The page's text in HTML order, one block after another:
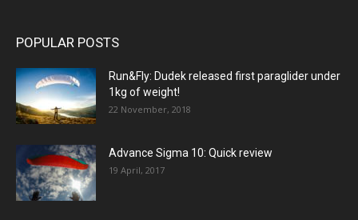
POPULAR POSTS
Run&Fly: Dudek released first paraglider under
1kg of weight!
22 November, 2018
Advance Sigma 10: Quick review
19 April, 2017